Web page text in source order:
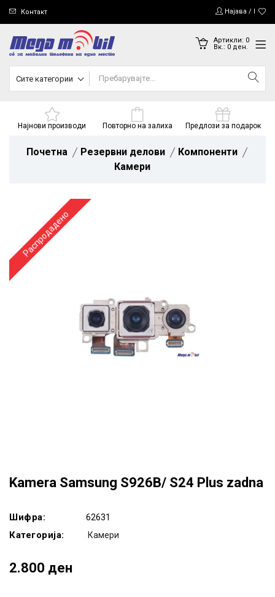
Контакт Најава /
Артикли: 0
Вк.: 0ден.
Сите категории
Најнови производи Повторно на залиха Предлози за подарок
Почетна Резервни делови
Компоненти
Камери
Распродадено
Kamera Samsung S926B/ S24 Plus zadna
Шифра: 62631
Категорија: Камери
2.800 ден